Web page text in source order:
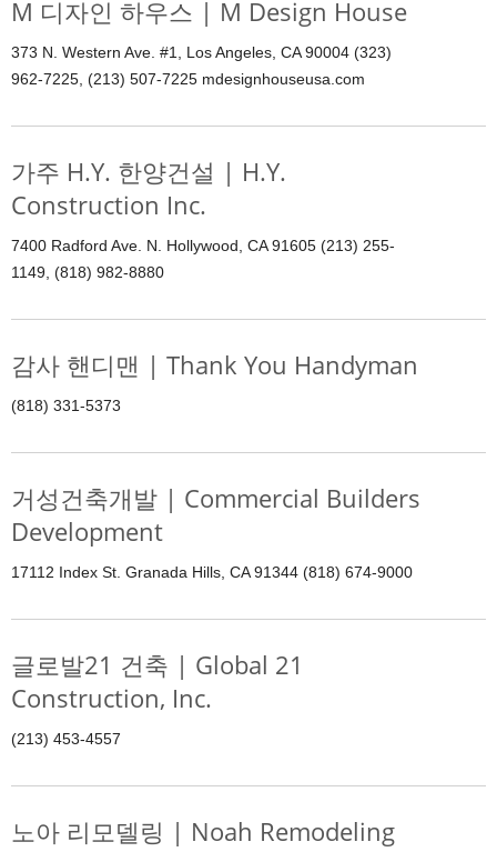
M 디자인 하우스 | M Design House
373 N. Western Ave. #1, Los Angeles, CA 90004 (323)
962-7225, (213) 507-7225 mdesignhouseusa.com
가주 H.Y. 한양건설 | H.Y.
Construction Inc.
7400 Radford Ave. N. Hollywood, CA 91605 (213) 255-
1149, (818) 982-8880
감사 핸디맨 | Thank You Handyman
(818) 331-5373
거성건축개발 | Commercial Builders
Development
17112 Index St. Granada Hills, CA 91344 (818) 674-9000
글로발21 건축 | Global 21
Construction, Inc.
(213) 453-4557
노아 리모델링 | Noah Remodeling